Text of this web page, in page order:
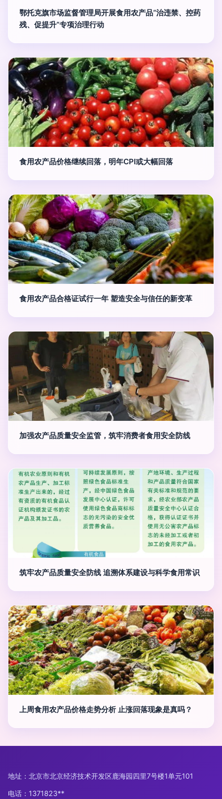
鄂托克旗市场监督管理局开展食用农产品“治违禁、控药
残、促提升”专项治理行动
食用农产品价格继续回落，明年CPI或大幅回落
食用农产品合格证试行一年 塑造安全与信任的新变革
加强农产品质量安全监管，筑牢消费者食用安全防线
筑牢农产品质量安全防线 追溯体系建设与科学食用常识
上周食用农产品价格走势分析 止涨回落现象是真吗？
地址：北京市北京经济技术开发区鹿海园四里7号楼1单元101
电话：1371823**